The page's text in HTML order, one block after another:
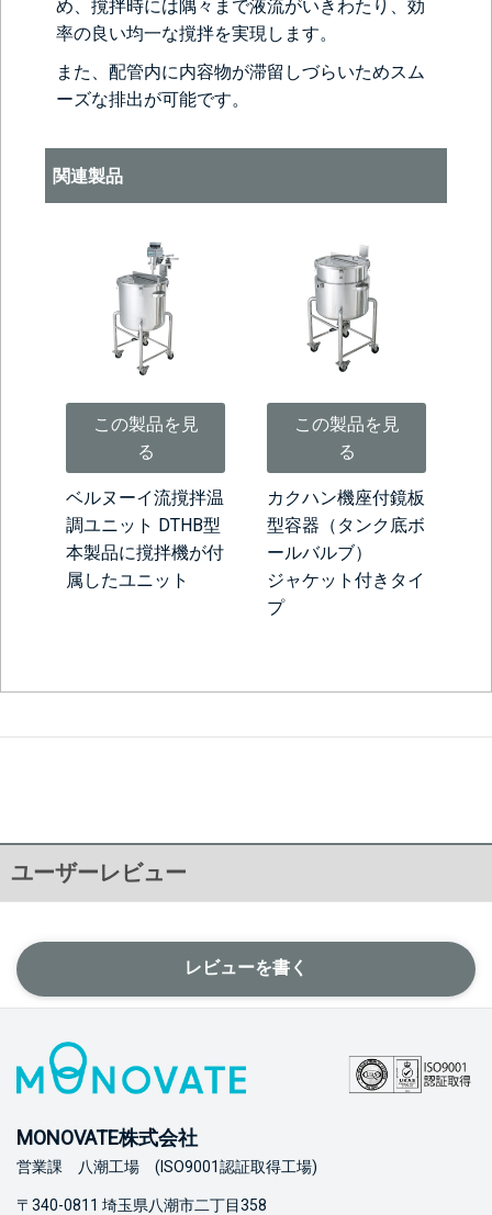
め、撹拌時には隅々まで液流がいきわたり、効
率の良い均一な撹拌を実現します。
また、配管内に内容物が滞留しづらいためスム
ーズな排出が可能です。
関連製品
この製品を見
る
ベルヌーイ流撹拌温
調ユニット DTHB型
本製品に撹拌機が付
属したユニット
この製品を見
る
カクハン機座付鏡板
型容器（タンク底ボ
ールバルブ）
ジャケット付きタイ
プ
ユーザーレビュー
レビューを書く
MONOVATE株式会社
営業課 八潮工場 (ISO9001認証取得工場)
〒340-0811 埼玉県八潮市二丁目358